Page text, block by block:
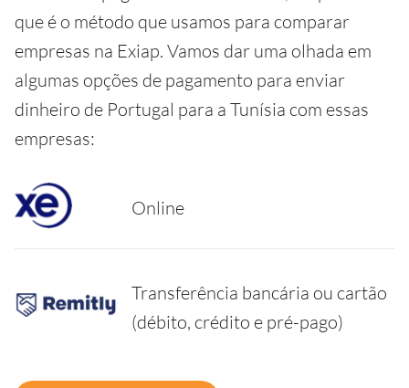
que é o método que usamos para comparar
empresas na Exiap. Vamos dar uma olhada em
algumas opções de pagamento para enviar
dinheiro de Portugal para a Tunísia com essas
empresas:
Online
Transferência bancária ou cartão
(débito, crédito e pré-pago)